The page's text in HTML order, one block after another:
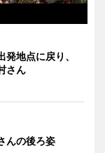
地点に戻り、
さん
んの後ろ姿